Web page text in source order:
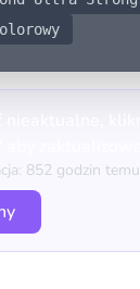
852 godzin temu